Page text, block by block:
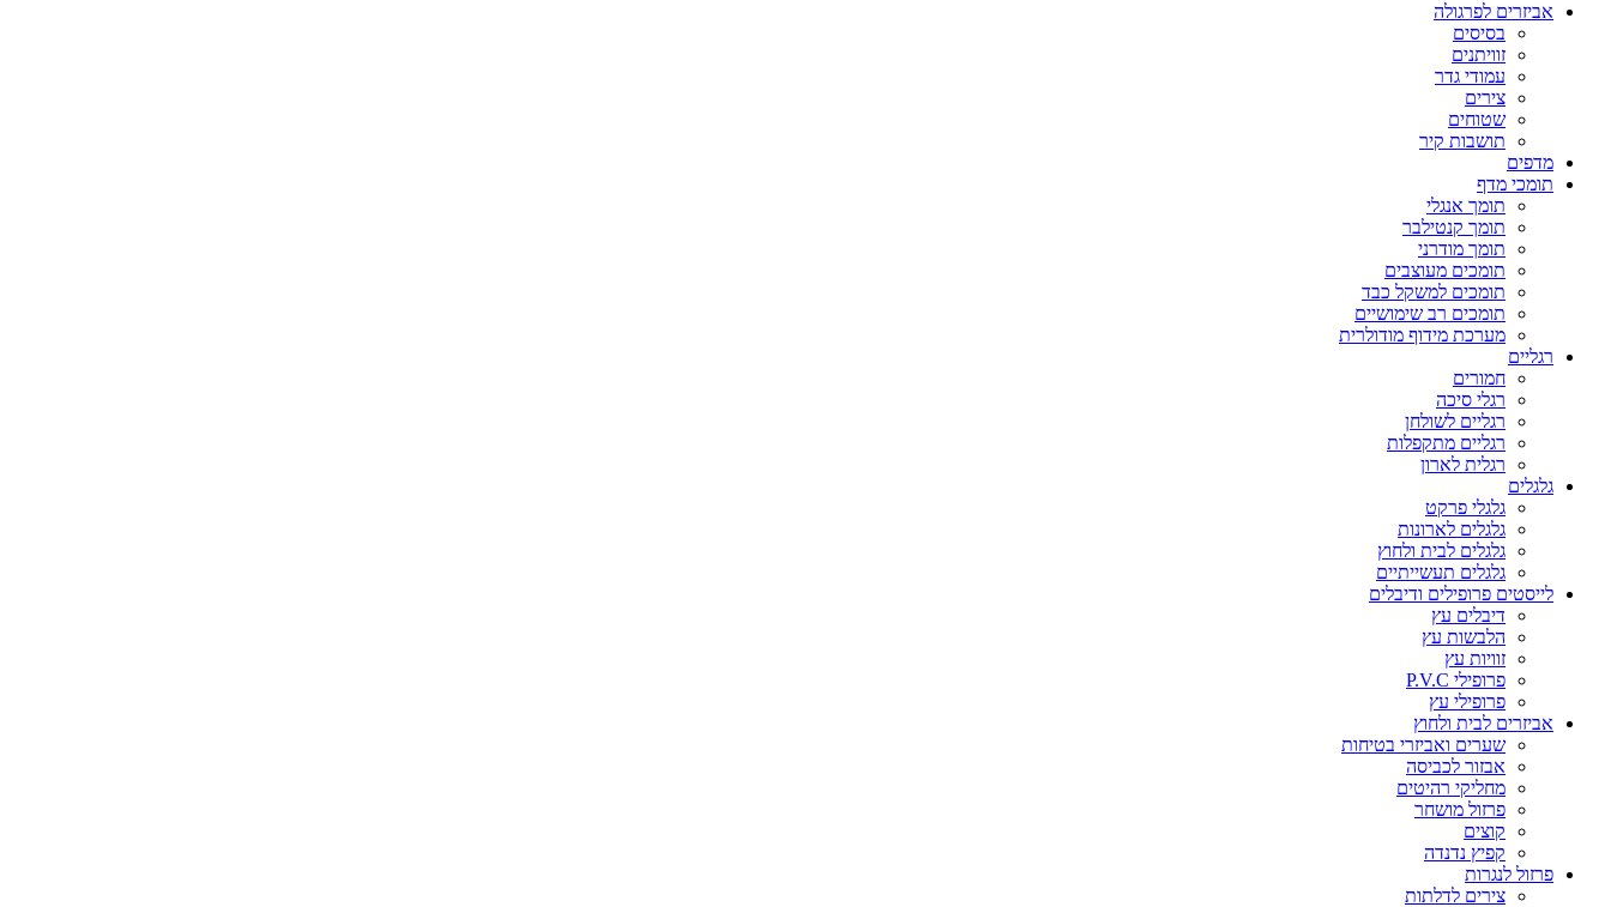
אביזרים לפרגולה
בסיסים
זוויתנים
עמודי גדר
צירים
שטוחים
תושבות קיר
מדפים
תומכי מדף
תומך אנגלי
תומך קנטילבר
תומך מודרני
תומכים מעוצבים
תומכים למשקל כבד
תומכים רב שימושיים
מערכת מידוף מודולרית
רגליים
חמורים
רגלי סיכה
רגליים לשולחן
רגליים מתקפלות
רגלית לארון
גלגלים
גלגלי פרקט
גלגלים לארונות
גלגלים לבית ולחוץ
גלגלים תעשייתיים
לייסטים פרופילים ודיבלים
דיבלים עץ
הלבשות עץ
זוויות עץ
פרופילי P.V.C
פרופילי עץ
אביזרים לבית ולחוץ
שערים ואביזרי בטיחות
אבזור לכביסה
מחליקי רהיטים
פרזול מושחר
קוצים
קפיץ נדנדה
פרזול לנגרות
צירים לדלתות